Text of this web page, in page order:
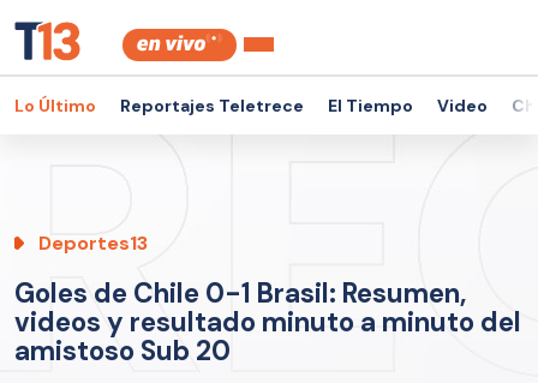
Lo Último Reportajes Teletrece El Tiempo Video
Deportes13
Goles de Chile 0-1 Brasil: Resumen,
videos y resultado minuto a minuto del
amistoso Sub 20